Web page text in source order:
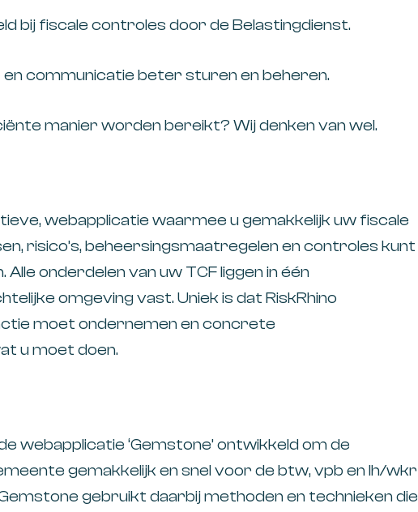
bij fiscale controles door de Belastingdienst.
en communicatie beter sturen en beheren.
manier worden bereikt? Wij denken van wel.
webapplicatie waarmee u gemakkelijk uw fiscale
risico’s, beheersingsmaatregelen en controles kunt
onderdelen van uw TCF liggen in één
omgeving vast. Uniek is dat RiskRhino
moet ondernemen en concrete
u moet doen.
webapplicatie ‘Gemstone’ ontwikkeld om de
gemakkelijk en snel voor de btw, vpb en lh/wkr
gebruikt daarbij methoden en technieken die